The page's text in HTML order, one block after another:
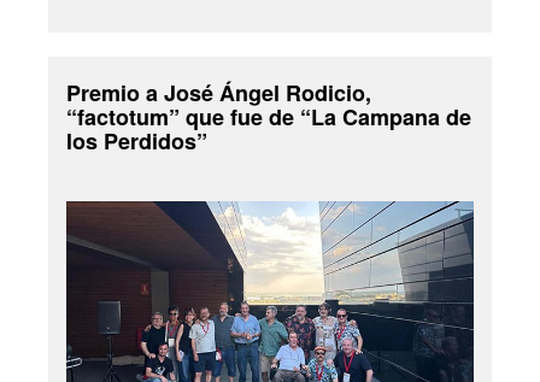
Premio a José Ángel Rodicio,
“factotum” que fue de “La Campana de
los Perdidos”